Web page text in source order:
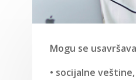
Mogu se
• socijalne veštine,